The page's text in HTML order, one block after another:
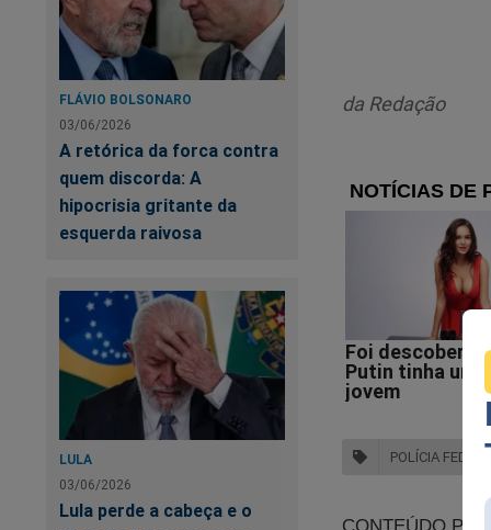
FLÁVIO BOLSONARO
03/06/2026
A retórica da forca contra
quem discorda: A
hipocrisia gritante da
esquerda raivosa
LULA
03/06/2026
Lula perde a cabeça e o
Os segredos de
da Redação
POLÍCIA FEDERAL